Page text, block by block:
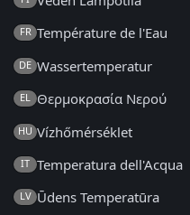
FR Température de l'Eau
DE Wassertemperatur
EL Θερμοκρασία Νερού
HU Vízhőmérséklet
IT Temperatura dell'Acqua
LV Ūdens Temperatūra